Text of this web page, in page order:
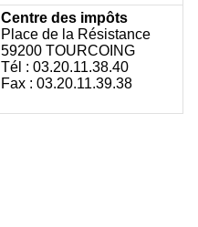
Centre des impôts
Place de la Résistance
59200 TOURCOING
Tél : 03.20.11.38.40
Fax : 03.20.11.39.38